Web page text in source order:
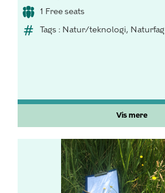
1 Free seats
Tags : Natur/teknologi, Naturfag
Vis mere